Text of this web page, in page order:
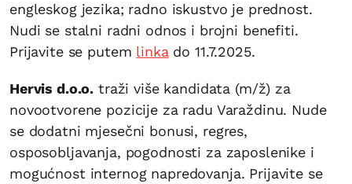
engleskog jezika; radno iskustvo je prednost.
Nudi se stalni radni odnos i brojni benefiti.
Prijavite se putem linka do 11.7.2025.
Hervis d.o.o. traži više kandidata (m/ž) za
novootvorene pozicije za radu Varaždinu. Nude
se dodatni mjesečni bonusi, regres,
osposobljavanja, pogodnosti za zaposlenike i
mogućnost internog napredovanja. Prijavite se